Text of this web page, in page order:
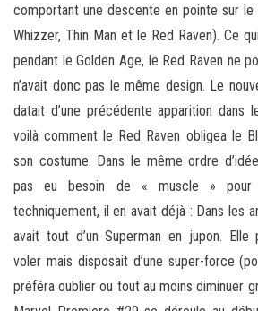
comportant une descente en pointe sur
Whizzer, Thin Man et le Red Raven). Ce
pendant le Golden Age, le Red Raven ne
n’avait donc pas le même design. Le
datait d’une précédente apparition dans
voilà comment le Red Raven obligea le
son costume. Dans le même ordre
pas eu besoin de « muscle » pour
techniquement, il en avait déjà : Dans les
avait tout d’un Superman en jupon. Elle
voler mais disposait d’une super-force
préféra oublier ou tout au moins diminuer